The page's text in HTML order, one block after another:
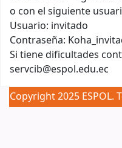
o con el siguiente
Usuario: invitado
Contraseña:
Si tiene dificultades
servcib@espol.edu.ec
Copyright 2025 ESPOL.